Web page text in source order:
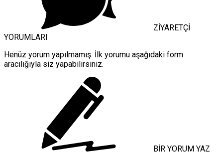
ZİYARETÇİ
YORUMLARI
Henüz yorum yapılmamış. İlk yorumu aşağıdaki form
aracılığıyla siz yapabilirsiniz.
BİR YORUM YAZ